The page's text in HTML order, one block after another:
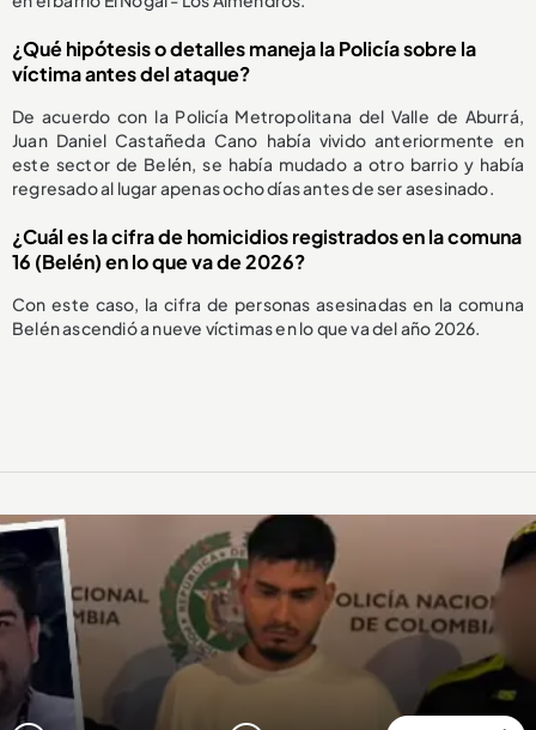
¿Qué hipótesis o detalles maneja la Policía sobre la
víctima antes del ataque?
De acuerdo con la Policía Metropolitana del Valle de Aburrá,
Juan Daniel Castañeda Cano había vivido anteriormente en
este sector de Belén, se había mudado a otro barrio y había
regresado al lugar apenas ocho días antes de ser asesinado.
¿Cuál es la cifra de homicidios registrados en la comuna
16 (Belén) en lo que va de 2026?
Con este caso, la cifra de personas asesinadas en la comuna
Belén ascendió a nueve víctimas en lo que va del año 2026.